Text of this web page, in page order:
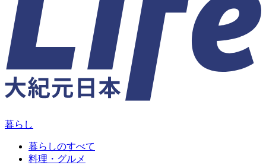
暮らし
暮らしのすべて
料理・グルメ